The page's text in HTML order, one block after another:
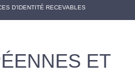
D’IDENTITÉ RECEVABLES
ET